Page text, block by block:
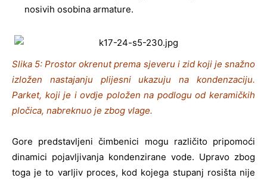
nosivih osobina armature.
Slika 5: Prostor okrenut prema sjeveru i zid koji je snažno
izložen nastajanju plijesni ukazuju na kondenzaciju.
Parket, koji je i ovdje položen na podlogu od keramičkih
pločica, nabreknuo je zbog vlage.
Gore predstavljeni čimbenici mogu različito pripomoći
dinamici pojavljivanja kondenzirane vode. Upravo zbog
toga je to varljiv proces, kod kojega stupanj rosišta nije